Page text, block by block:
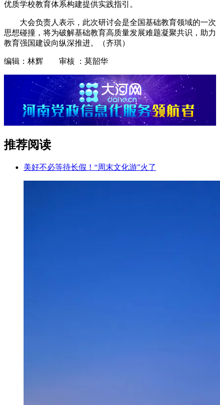
优质学校教育体系构建提供实践指引。
大会负责人表示，此次研讨会是全国基础教育领域的一次
思想碰撞，将为破解基础教育高质量发展难题凝聚共识，助力
教育强国建设向纵深推进。（齐琪）
编辑：林辉 审核 ：莫韶华
推荐阅读
美好不必等待长假！“周末文化游”火了